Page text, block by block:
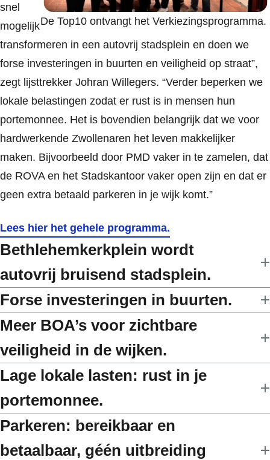
De Top10 ontvangt het Verkiezingsprogramma.
snel
mogelijk
transformeren in een autovrij stadsplein en doen we
forse investeringen in buurten en veiligheid op straat”,
zegt lijsttrekker Johran Willegers. “Verder beperken we
lokale belastingen zodat er rust is in mensen hun
portemonnee. Het is bovendien belangrijk dat we voor
hardwerkende Zwollenaren het leven makkelijker
maken. Bijvoorbeeld door PMD vaker in te zamelen, dat
de ROVA en het Stadskantoor vaker open zijn en dat er
geen extra betaald parkeren in je wijk komt.”
Lees hier het gehele programma.
Bethlehemkerkplein wordt
autovrij bruisend stadsplein.
Forse investeringen in buurten.
Meer BOA’s voor zichtbare
veiligheid in de wijken.
Lage lokale lasten: rust in je
portemonnee.
Parkeren: bereikbaar en
betaalbaar, géén uitbreiding